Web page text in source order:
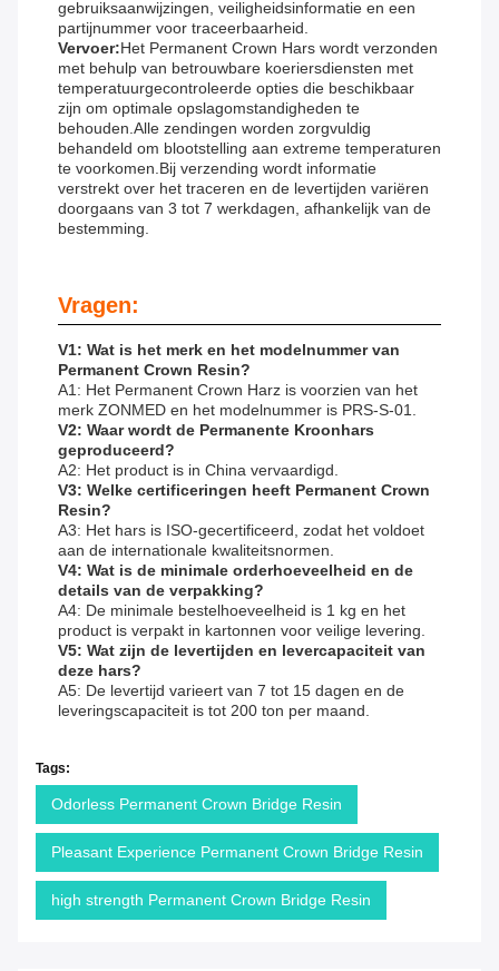
gebruiksaanwijzingen, veiligheidsinformatie en een
partijnummer voor traceerbaarheid.
Vervoer:Het Permanent Crown Hars wordt verzonden
met behulp van betrouwbare koeriersdiensten met
temperatuurgecontroleerde opties die beschikbaar
zijn om optimale opslagomstandigheden te
behouden.Alle zendingen worden zorgvuldig
behandeld om blootstelling aan extreme temperaturen
te voorkomen.Bij verzending wordt informatie
verstrekt over het traceren en de levertijden variëren
doorgaans van 3 tot 7 werkdagen, afhankelijk van de
bestemming.
Vragen:
V1: Wat is het merk en het modelnummer van
Permanent Crown Resin?
A1: Het Permanent Crown Harz is voorzien van het
merk ZONMED en het modelnummer is PRS-S-01.
V2: Waar wordt de Permanente Kroonhars
geproduceerd?
A2: Het product is in China vervaardigd.
V3: Welke certificeringen heeft Permanent Crown
Resin?
A3: Het hars is ISO-gecertificeerd, zodat het voldoet
aan de internationale kwaliteitsnormen.
V4: Wat is de minimale orderhoeveelheid en de
details van de verpakking?
A4: De minimale bestelhoeveelheid is 1 kg en het
product is verpakt in kartonnen voor veilige levering.
V5: Wat zijn de levertijden en levercapaciteit van
deze hars?
A5: De levertijd varieert van 7 tot 15 dagen en de
leveringscapaciteit is tot 200 ton per maand.
Tags:
Odorless Permanent Crown Bridge Resin
Pleasant Experience Permanent Crown Bridge Resin
high strength Permanent Crown Bridge Resin